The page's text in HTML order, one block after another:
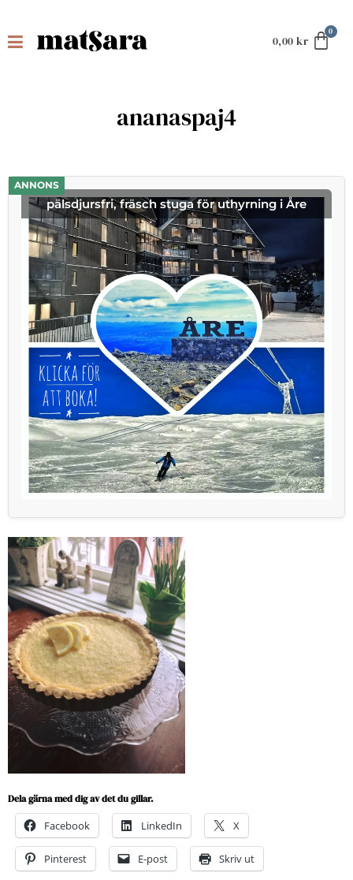
0,00 kr
ananaspaj4
ANNONS
pälsdjursfri, fräsch stuga för uthyrning i Åre
Dela gärna med dig av det du gillar.
Facebook LinkedIn X
Pinterest E-post Skriv ut